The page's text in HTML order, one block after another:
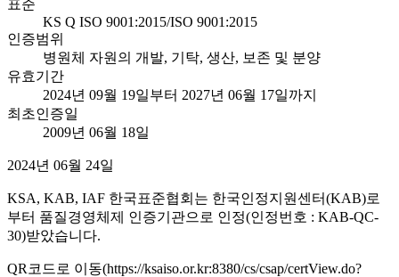
표준
KS Q ISO 9001:2015/ISO 9001:2015
인증범위
병원체 자원의 개발, 기탁, 생산, 보존 및 분양
유효기간
2024년 09월 19일부터 2027년 06월 17일까지
최초인증일
2009년 06월 18일
2024년 06월 24일
KSA, KAB, IAF 한국표준협회는 한국인정지원센터(KAB)로
부터 품질경영체제 인증기관으로 인정(인정번호 : KAB-QC-
30)받았습니다.
QR코드로 이동(https://ksaiso.or.kr:8380/cs/csap/certView.do?